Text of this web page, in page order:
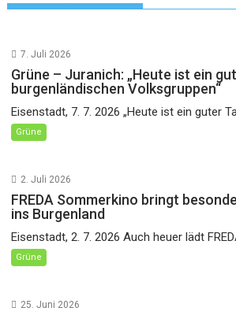
7. Juli 2026
Grüne – Juranich: „Heute ist ein
burgenländischen Volksgruppen“
Eisenstadt, 7. 7. 2026 „Heute ist ein guter
Grüne
2. Juli 2026
FREDA Sommerkino bringt
ins Burgenland
Eisenstadt, 2. 7. 2026 Auch heuer lädt
Grüne
25. Juni 2026